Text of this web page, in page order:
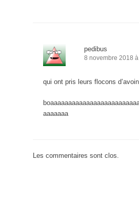
pedibus
8 novembre 2018
qui ont pris leurs flocons
aaaaaaa
Les commentaires sont clos.